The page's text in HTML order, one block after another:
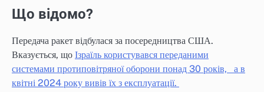
Що відомо?
Передача ракет відбулася за посередництва США.
Вказується, що Ізраїль користувався переданими
системами протиповітряної оборони понад 30 років, а в
квітні 2024 року вивів їх з експлуатації.